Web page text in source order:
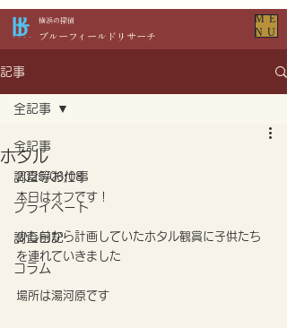
​横浜の探偵
​ブルーフィールドリサーチ
ME
NU
記事
全記事
調査等お仕事
プライベート
調査日記
コラム
全記事
ホタル
2025/06/08
本日はオフです！
少し前から計画していたホタル観賞に子供たち
を連れていきました
場所は湯河原です